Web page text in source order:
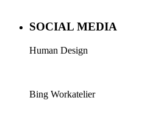
SOCIAL MEDIA
Human Design
Bing Workatelier